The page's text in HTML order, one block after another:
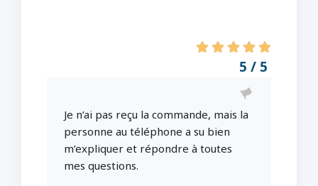
5 / 5
Je n’ai pas reçu la commande, mais la
personne au téléphone a su bien
m’expliquer et répondre à toutes
mes questions.